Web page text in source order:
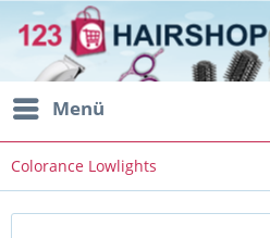
Menü
Colorance Lowlights